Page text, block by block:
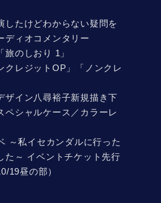
たけどわからない疑問を
ディオコメンタリー
のしおり 1」
レジットOP」「ノンクレ
イン八尋裕子新規描き下
ペシャルケース／カラーレ
～私イセカンダルに行った
た～ イベントチケット先行
19昼の部）